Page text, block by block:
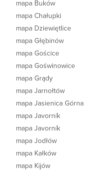
mapa Buków
mapa Chałupki
mapa Dziewiętlice
mapa Głębinów
mapa Gościce
mapa Goświnowice
mapa Grądy
mapa Jarnołtów
mapa Jasienica Górna
mapa Javorník
mapa Javorník
mapa Jodłów
mapa Kałków
mapa Kijów